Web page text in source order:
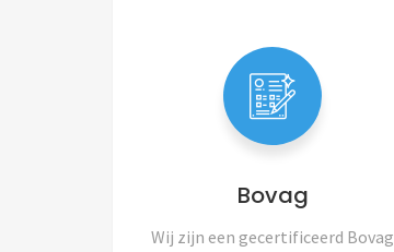
Bovag
Wij zijn een gecertificeerd Bovag